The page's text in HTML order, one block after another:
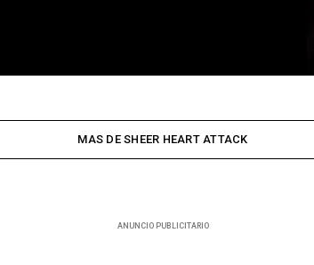
MAS DE SHEER HEART ATTACK
ANUNCIO PUBLICITARIO